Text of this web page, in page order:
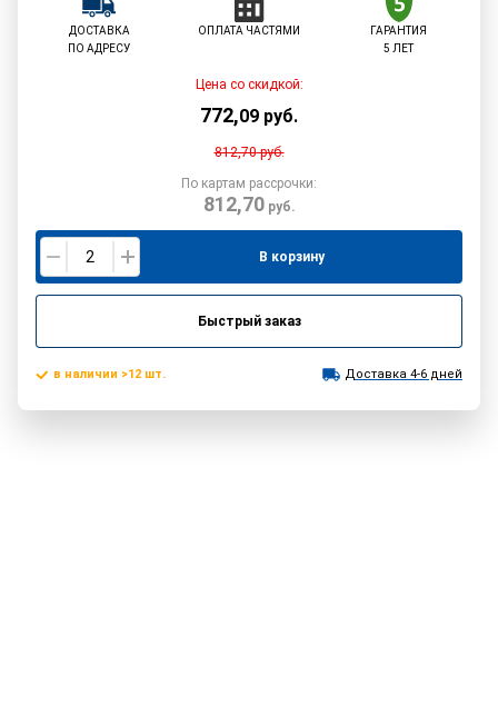
ДОСТАВКА
ПО АДРЕСУ
ОПЛАТА ЧАСТЯМИ
ГАРАНТИЯ
5 ЛЕТ
Цена со скидкой:
772,09 руб.
812,70руб.
По картам рассрочки:
812,70руб.
В корзину
Быстрый заказ
в наличии >12 шт. Доставка 4-6 дней